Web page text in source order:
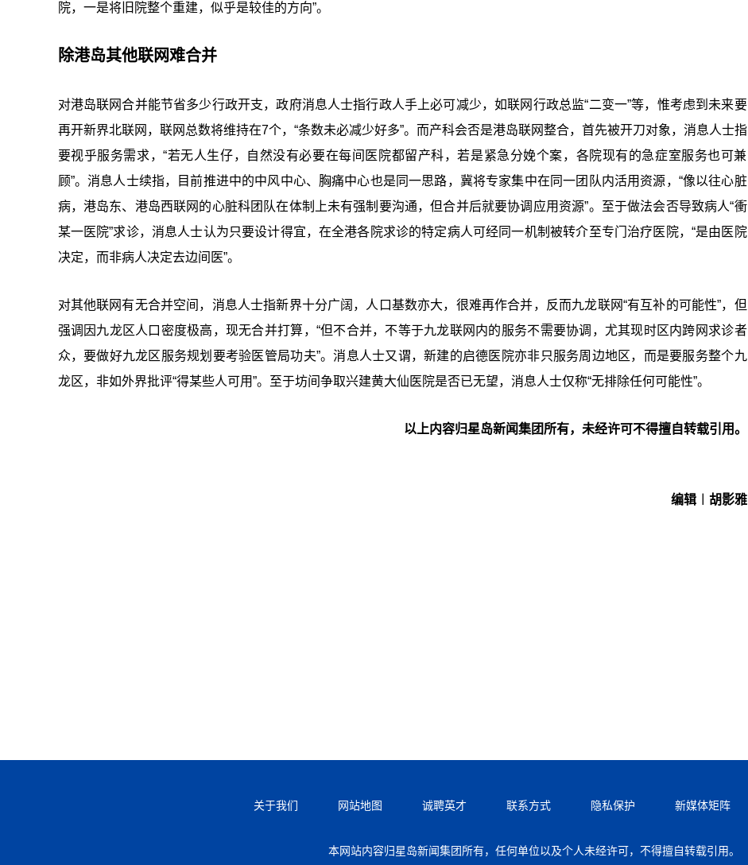
院，一是将旧院整个重建，似乎是较佳的方向”。
除港岛其他联网难合并
对港岛联网合并能节省多少行政开支，政府消息人士指行政人手上必可减少，如联网行政总监“二变一”等，惟考虑到未来要
再开新界北联网，联网总数将维持在7个，“条数未必减少好多”。而产科会否是港岛联网整合，首先被开刀对象，消息人士指
要视乎服务需求，“若无人生仔，自然没有必要在每间医院都留产科，若是紧急分娩个案，各院现有的急症室服务也可兼
顾”。消息人士续指，目前推进中的中风中心、胸痛中心也是同一思路，冀将专家集中在同一团队内活用资源，“像以往心脏
病，港岛东、港岛西联网的心脏科团队在体制上未有强制要沟通，但合并后就要协调应用资源”。至于做法会否导致病人“衝
某一医院”求诊，消息人士认为只要设计得宜，在全港各院求诊的特定病人可经同一机制被转介至专门治疗医院，“是由医院
决定，而非病人决定去边间医”。
对其他联网有无合并空间，消息人士指新界十分广阔，人口基数亦大，很难再作合并，反而九龙联网“有互补的可能性”，但
强调因九龙区人口密度极高，现无合并打算，“但不合并，不等于九龙联网内的服务不需要协调，尤其现时区内跨网求诊者
众，要做好九龙区服务规划要考验医管局功夫”。消息人士又谓，新建的启德医院亦非只服务周边地区，而是要服务整个九
龙区，非如外界批评“得某些人可用”。至于坊间争取兴建黄大仙医院是否已无望，消息人士仅称“无排除任何可能性”。
以上内容归星岛新闻集团所有，未经许可不得擅自转载引用。
编辑︱胡影雅
关于我们 网站地图 诚聘英才 联系方式 隐私保护 新媒体矩阵
本网站内容归星岛新闻集团所有，任何单位以及个人未经许可，不得擅自转载引用。